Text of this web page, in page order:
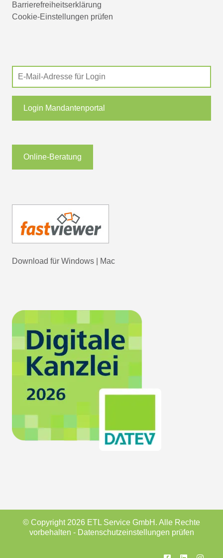
Barrierefreiheitserklärung
Cookie-Einstellungen prüfen
Login Mandantenportal
Online-Beratung
Download für Windows Mac
© Copyright 2026 ETL Service GmbH. Alle Rechte
vorbehalten - Datenschutzeinstellungen prüfen